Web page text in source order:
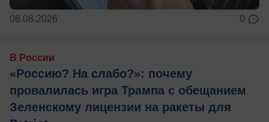
08.08.2026 0
В России
«Россию? На слабо?»: почему
провалилась игра Трампа с обещанием
Зеленскому лицензии на ракеты для